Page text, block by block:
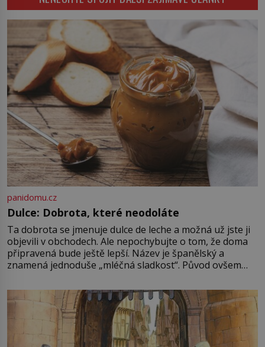
rozbít tuto obecně přijímanou
pravdu na padrť a prohlásit, že to
byl jen životem unavený a drogou
ovládaný muž? Marcus Aurelius byl
zastáncem stoicismu, učení, […]
panidomu.cz
Dulce: Dobrota, které neodoláte
Ta dobrota se jmenuje dulce de leche a možná už jste ji
objevili v obchodech. Ale nepochybujte o tom, že doma
připravená bude ještě lepší. Název je španělský a
znamená jednoduše „mléčná sladkost“. Původ ovšem
pře hned několik latinskoamerických zemí a k tomu
Francie, kde se traduje,